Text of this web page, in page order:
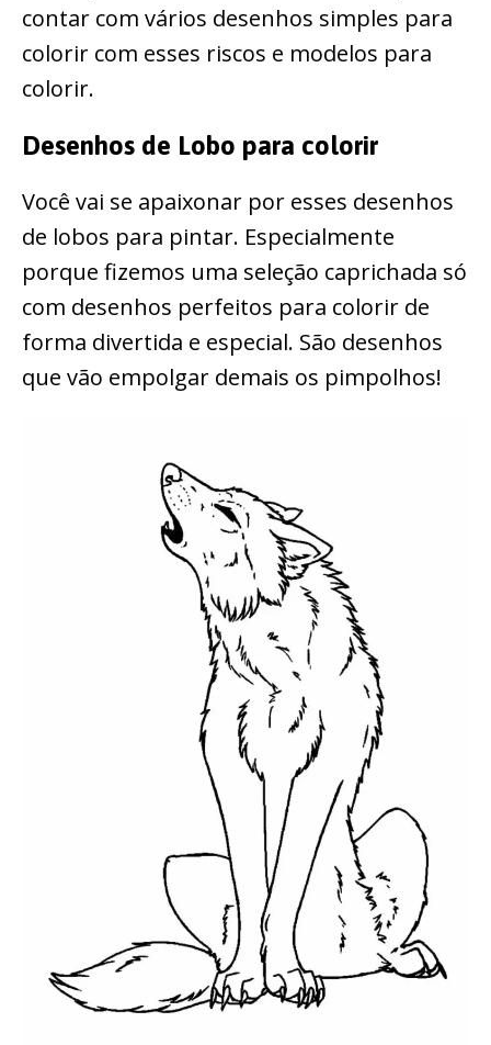
contar com vários desenhos simples para
colorir com esses riscos e modelos para
colorir.
Desenhos de Lobo para colorir
Você vai se apaixonar por esses desenhos
de lobos para pintar. Especialmente
porque fizemos uma seleção caprichada só
com desenhos perfeitos para colorir de
forma divertida e especial. São desenhos
que vão empolgar demais os pimpolhos!